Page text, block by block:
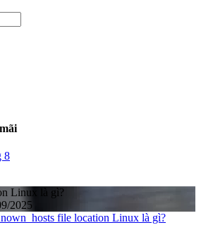
8
Linux là gì?
2025
file location Linux là gì?